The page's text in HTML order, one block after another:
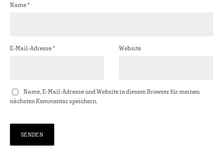
Name*
E-Mail-Adresse* Website
Name, E-Mail-Adresse und Website in diesem Browser für meinen
nächsten Kommentar speichern.